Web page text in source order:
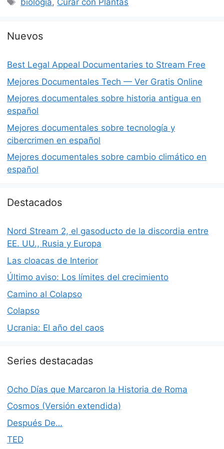
biología, Curar con Plantas
Nuevos
Best Legal Appeal Documentaries to Stream Free
Mejores Documentales Tech — Ver Gratis Online
Mejores documentales sobre historia antigua en
español
Mejores documentales sobre tecnología y
cibercrimen en español
Mejores documentales sobre cambio climático en
español
Destacados
Nord Stream 2, el gasoducto de la discordia entre
EE. UU., Rusia y Europa
Las cloacas de Interior
Último aviso: Los límites del crecimiento
Camino al Colapso
Colapso
Ucrania: El año del caos
Series destacadas
Ocho Días que Marcaron la Historia de Roma
Cosmos (Versión extendida)
Después De…
TED